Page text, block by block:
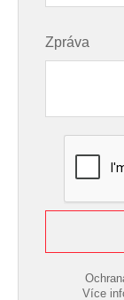
Zpráva
Více